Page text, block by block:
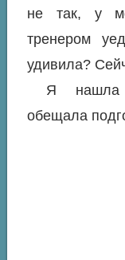
не так, у
тренером
удивила?
Я нашла
обещала